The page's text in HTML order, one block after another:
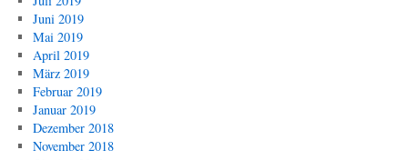
Juni 2019
Mai 2019
April 2019
März 2019
Februar 2019
Januar 2019
Dezember 2018
November 2018